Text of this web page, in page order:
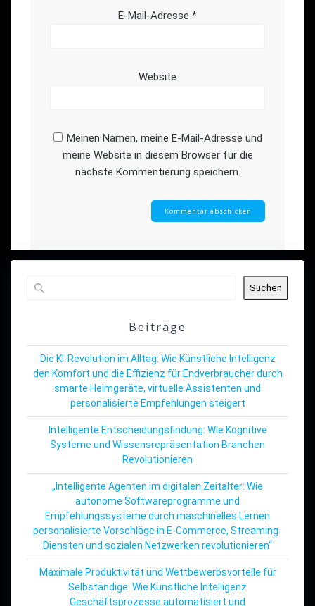
E-Mail-Adresse *
Website
Meinen Namen, meine E-Mail-Adresse und
meine Website in diesem Browser für die
nächste Kommentierung speichern.
Suchen
Beiträge
Die KI-Revolution im Alltag: Wie Künstliche Intelligenz
den Komfort und die Effizienz für Endverbraucher durch
smarte Heimgeräte, virtuelle Assistenten und
personalisierte Empfehlungen steigert
Intelligente Entscheidungsfindung: Wie Kognitive
Systeme und Wissensrepräsentation Branchen
Revolutionieren
„Intelligente Agenten im digitalen Zeitalter: Wie
autonome Softwareprogramme und
Empfehlungssysteme durch maschinelles Lernen
personalisierte Vorschläge in E-Commerce, Streaming-
Diensten und sozialen Netzwerken revolutionieren“
Maximale Produktivität und Wettbewerbsvorteile für
Selbständige: Wie Künstliche Intelligenz
Geschäftsprozesse automatisiert und